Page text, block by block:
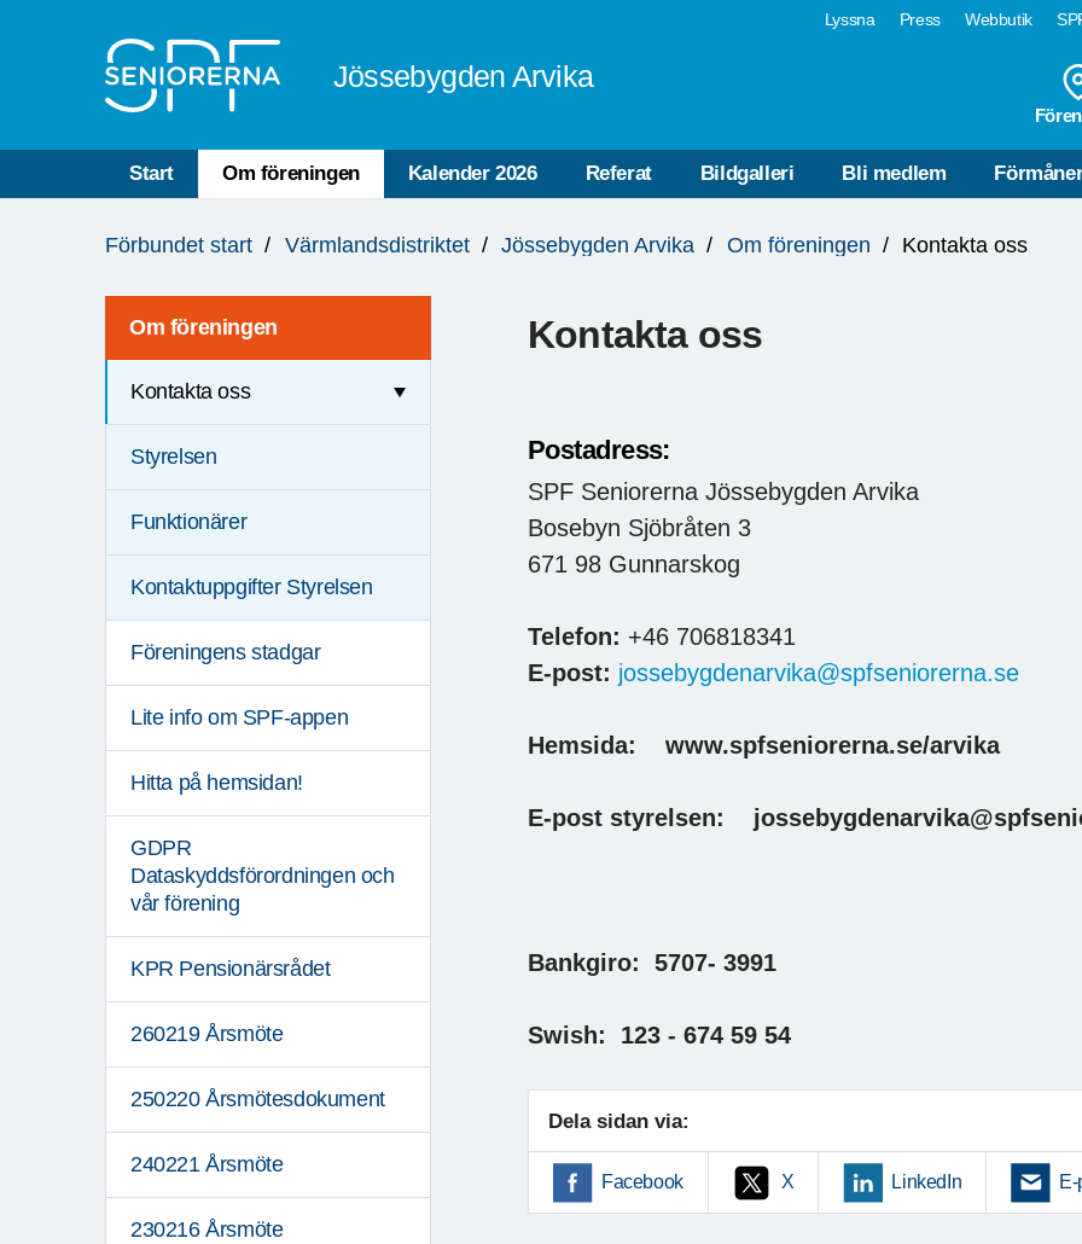
Lyssna Press Webbutik
Jössebygden Arvika
Start Om föreningen Kalender 2026 Referat Bildgalleri Bli medlem
är
Förbundet start Värmlandsdistriktet Jössebygden Arvika Om föreningen Kontakta oss
Om föreningen
Kontakta oss
Styrelsen
Funktionärer
Kontaktuppgifter Styrelsen
Föreningens stadgar
Lite info om SPF-appen
Hitta på hemsidan!
GDPR
Dataskyddsförordningen och
vår förening
KPR Pensionärsrådet
260219 Årsmöte
250220 Årsmötesdokument
240221 Årsmöte
230216 Årsmöte
Kontakta oss
Postadress:
SPF Seniorerna Jössebygden Arvika
Bosebyn Sjöbråten 3
671 98 Gunnarskog
Telefon: +46 706818341
E-post: jossebygdenarvika@spfseniorerna.se
Hemsida: www.spfseniorerna.se/arvika
E-post styrelsen:
Bankgiro: 5707- 3991
Swish: 123 - 674 59 54
Dela sidan via:
Facebook X LinkedIn